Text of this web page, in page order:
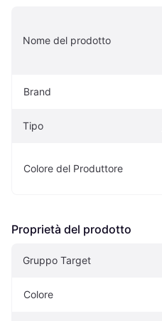
Nome del prodotto
Brand
Tipo
Colore del Produttore
Proprietà del prodotto
Gruppo Target
Colore